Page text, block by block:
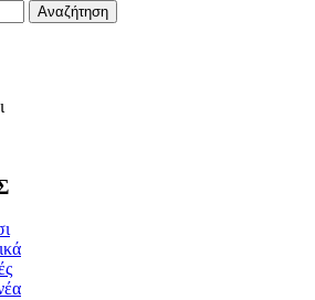
Αναζήτηση